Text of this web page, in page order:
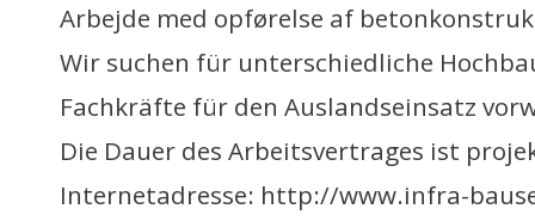
Arbejde med opførelse af
Wir suchen für unterschiedliche
Fachkräfte für den Auslandseinsatz
Die Dauer des Arbeitsvertrages ist
Internetadresse: http://www.infra-